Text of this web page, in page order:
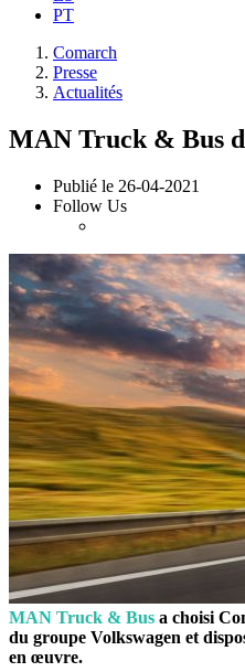
PT
Comarch
Presse
Actualités
MAN Truck & Bus
Publié le 26-04-2021
Follow Us
MAN Truck & Bus a choisi
du groupe Volkswagen et
en œuvre.